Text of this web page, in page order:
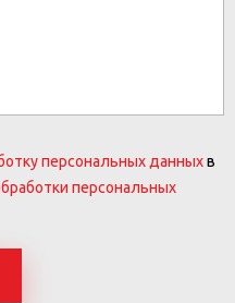
персональных данныхв
персональных